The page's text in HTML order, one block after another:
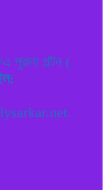
পুরানা পল্টন (